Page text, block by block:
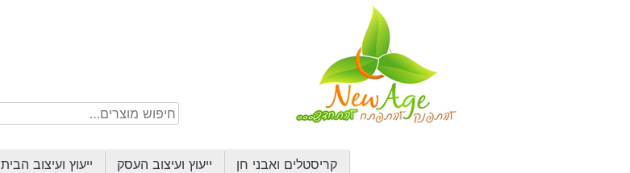
חיפוש
עבור:
קריסטלים ואבני חן ייעוץ ועיצוב העסק ייעוץ ועיצוב הבית